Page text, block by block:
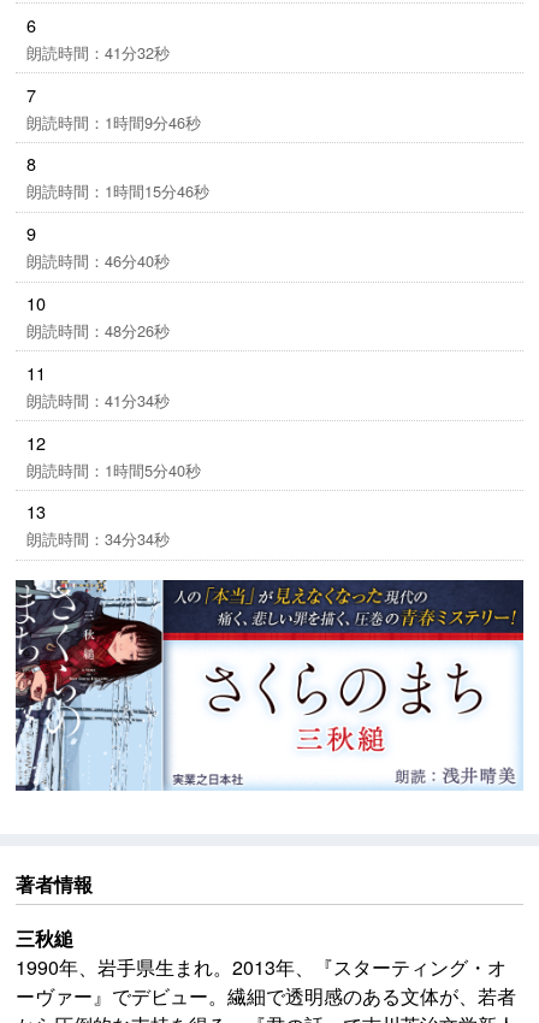
6
朗読時間：41分32秒
7
朗読時間：1時間9分46秒
8
朗読時間：1時間15分46秒
9
朗読時間：46分40秒
10
朗読時間：48分26秒
11
朗読時間：41分34秒
12
朗読時間：1時間5分40秒
13
朗読時間：34分34秒
著者情報
三秋縋
1990年、岩手県生まれ。2013年、『スターティング・オ
ーヴァー』でデビュー。繊細で透明感のある文体が、若者